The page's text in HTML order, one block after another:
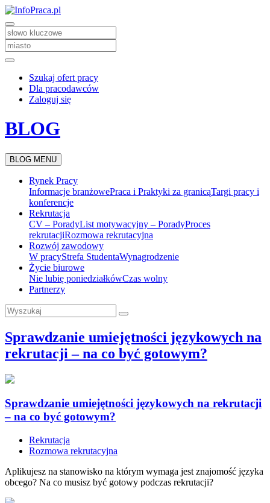
Szukaj ofert pracy
Dla pracodawców
Zaloguj się
BLOG
BLOG MENU
Rynek Pracy
Informacje branżowePraca i Praktyki za granicąTargi pracy i
konferencje
Rekrutacja
CV – PoradyList motywacyjny – PoradyProces
rekrutacjiRozmowa rekrutacyjna
Rozwój zawodowy
W pracyStrefa StudentaWynagrodzenie
Życie biurowe
Nie lubię poniedziałkówCzas wolny
Partnerzy
Sprawdzanie umiejętności językowych na
rekrutacji – na co być gotowym?
Sprawdzanie umiejętności językowych na rekrutacji
– na co być gotowym?
Rekrutacja
Rozmowa rekrutacyjna
Aplikujesz na stanowisko na którym wymaga jest znajomość języka
obcego? Na co musisz być gotowy podczas rekrutacji?